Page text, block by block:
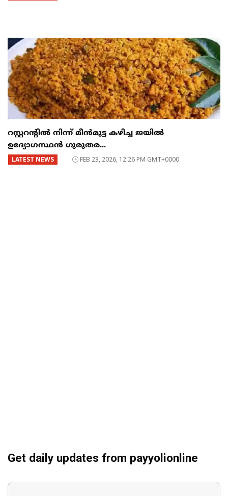
റസ്റ്ററന്റില്‍ നിന്ന് മീന്‍മുട്ട കഴിച്ച ജയില്‍
ഉദ്യോഗസ്ഥന്‍ ഗുരുതര...
LATEST NEWS FEB 23, 2026, 12:26 PM GMT+0000
Get daily updates from payyolionline